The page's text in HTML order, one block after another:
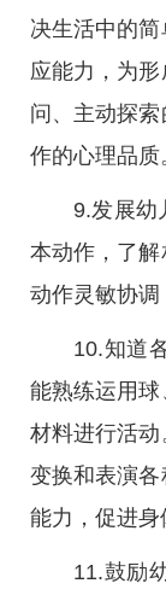
决生活中的
应能力，为
问、主动探
作的心理品质
9.发展幼
本动作，了
动作灵敏协调
10.知道
能熟练运用
材料进行活
变换和表演
能力，促进身
11.鼓励